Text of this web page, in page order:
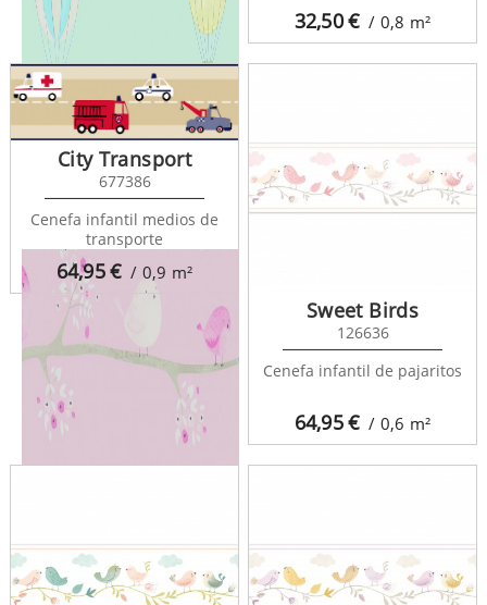
My Little World 29786210
32,50€ / 0,8 m²
64,95€ / 0,9 m²
City Transport
677386
Cenefa infantil medios de
transporte
64,95€ / 0,6 m²
Sweet Birds
126636
Cenefa infantil de pajaritos